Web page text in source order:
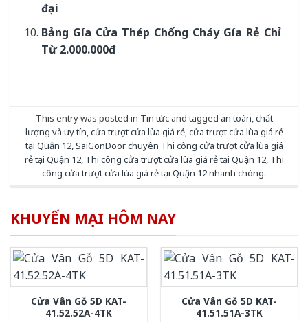
đại
Bảng Gía Cửa Thép Chống Cháy Gía Rẻ Chỉ
Từ 2.000.000đ
This entry was posted in Tin tứcand tagged an toàn,chất
lượng và uy tín,cửa trượt cửa lùa giá rẻ,cửa trượt cửa lùa giá rẻ
tại Quận 12,SaiGonDoor chuyên Thi công cửa trượt cửa lùa giá
rẻ tại Quận 12, Thi công cửa trượt cửa lùa giá rẻ tại Quận 12, Thi
công cửa trượt cửa lùa giá rẻ tại Quận 12 nhanh chóng.
KHUYẾN MẠI HÔM NAY
Cửa Vân Gỗ 5D KAT-
41.52.52A-4TK
Cửa Vân Gỗ 5D KAT-
41.51.51A-3TK